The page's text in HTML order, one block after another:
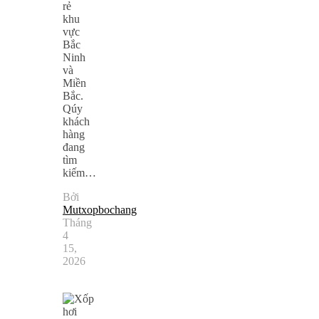
rẻ
khu
vực
Bắc
Ninh
và
Miền
Bắc.
Qúy
khách
hàng
đang
tìm
kiếm…
Bởi
Mutxopbochang
Tháng
4
15,
2026